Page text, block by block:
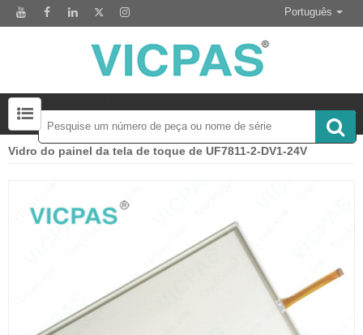
Português
Touchscreens-Keypads-Displays & More Pesquisa 50000 Inventory
Vidro do painel da tela de toque de UF7811-2-DV1-24V